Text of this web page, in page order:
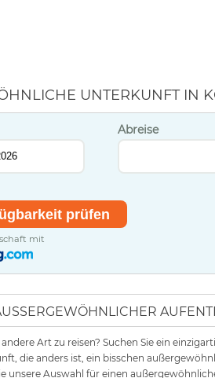
UNTERKUNFT IN
Abreise
mit
Art zu reisen? Suchen Sie ein
die anders ist, ein bisschen
unsere Auswahl für einen